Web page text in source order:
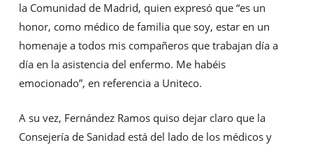
la Comunidad de Madrid, quien expresó que “es un
honor, como médico de familia que soy, estar en un
homenaje a todos mis compañeros que trabajan día a
día en la asistencia del enfermo. Me habéis
emocionado”, en referencia a Uniteco.
A su vez, Fernández Ramos quiso dejar claro que la
Consejería de Sanidad está del lado de los médicos y